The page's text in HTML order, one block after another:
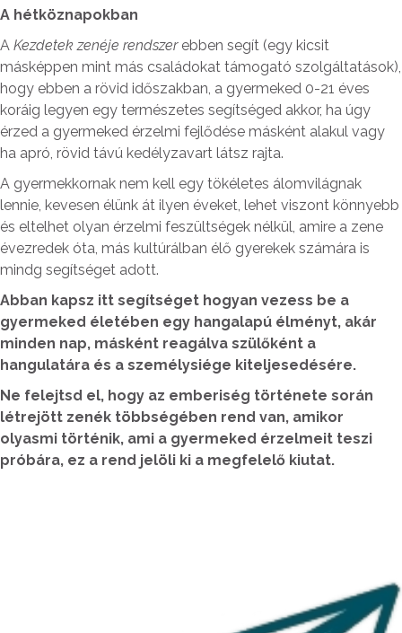
A hétköznapokban
A Kezdetek zenéje rendszerebben segít (egy kicsit
másképpen mint más családokat támogató szolgáltatások),
hogy ebben a rövid időszakban, a gyermeked 0-21 éves
koráig legyen egy természetes segítséged akkor, ha úgy
érzed a gyermeked érzelmi fejlődése másként alakul vagy
ha apró, rövid távú kedélyzavart látsz rajta.
A gyermekkornak nem kell egy tökéletes álomvilágnak
lennie, kevesen élünk át ilyen éveket, lehet viszont könnyebb
és eltelhet olyan érzelmi feszültségek nélkül, amire a zene
évezredek óta, más kultúrálban élő gyerekek számára is
mindg segítséget adott.
Abban kapsz itt segítséget hogyan vezess be a
gyermeked életében egy hangalapú élményt, akár
minden nap, másként reagálva szülőként a
hangulatára és a személysiége kiteljesedésére.
Ne felejtsd el, hogy az emberiség története során
létrejött zenék többségében rend van, amikor
olyasmi történik, ami a gyermeked érzelmeit teszi
próbára, ez a rend jelöli ki a megfelelő kiutat.